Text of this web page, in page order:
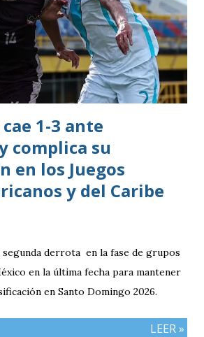
1-3 ante
complica su
en los Juegos
y del Caribe
derrota en la fase de grupos
en la última fecha para mantener
en Santo Domingo 2026.
LEER »